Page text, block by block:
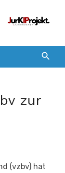
zur
(vzbv) hat